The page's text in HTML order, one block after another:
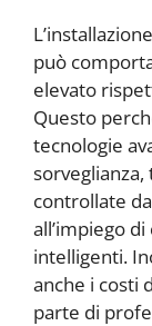
può
elevato
Questo
tecnologie
controllate
all’impiego
intelligenti.
anche i costi
parte di